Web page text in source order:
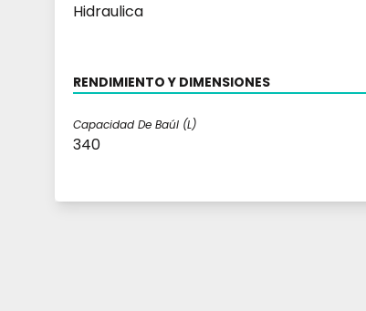
Hidraulica
RENDIMIENTO Y DIMENSIONES
Capacidad De Baúl (l)
340